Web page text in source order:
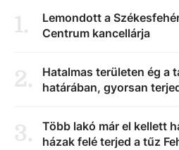
1.
Lemondott a
Centrum kancellárja
2.
Hatalmas területen ég a
határában, gyorsan
3.
Több lakó már el kellett
házak felé terjed a tűz